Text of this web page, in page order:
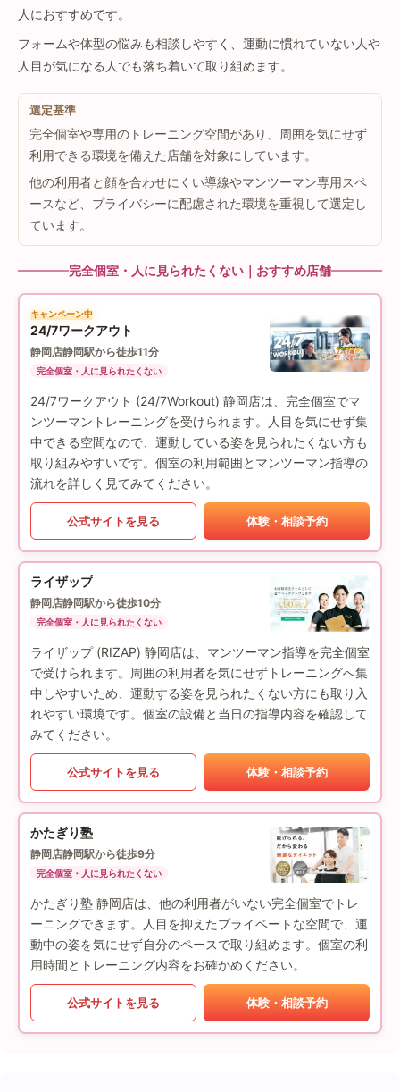
人におすすめです。
フォームや体型の悩みも相談しやすく、運動に慣れていない人や
人目が気になる人でも落ち着いて取り組めます。
選定基準
完全個室や専用のトレーニング空間があり、周囲を気にせず
利用できる環境を備えた店舗を対象にしています。
他の利用者と顔を合わせにくい導線やマンツーマン専用スペ
ースなど、プライバシーに配慮された環境を重視して選定し
ています。
完全個室・人に見られたくない｜おすすめ店舗
キャンペーン中
24/7ワークアウト
静岡店静岡駅から徒歩11分
完全個室・人に見られたくない
24/7ワークアウト (24/7Workout) 静岡店は、完全個室でマ
ンツーマントレーニングを受けられます。人目を気にせず集
中できる空間なので、運動している姿を見られたくない方も
取り組みやすいです。個室の利用範囲とマンツーマン指導の
流れを詳しく見てみてください。
公式サイトを見る 体験・相談予約
ライザップ
静岡店静岡駅から徒歩10分
完全個室・人に見られたくない
ライザップ (RIZAP) 静岡店は、マンツーマン指導を完全個室
で受けられます。周囲の利用者を気にせずトレーニングへ集
中しやすいため、運動する姿を見られたくない方にも取り入
れやすい環境です。個室の設備と当日の指導内容を確認して
みてください。
公式サイトを見る 体験・相談予約
かたぎり塾
静岡店静岡駅から徒歩9分
完全個室・人に見られたくない
かたぎり塾 静岡店は、他の利用者がいない完全個室でトレ
ーニングできます。人目を抑えたプライベートな空間で、運
動中の姿を気にせず自分のペースで取り組めます。個室の利
用時間とトレーニング内容をお確かめください。
公式サイトを見る 体験・相談予約